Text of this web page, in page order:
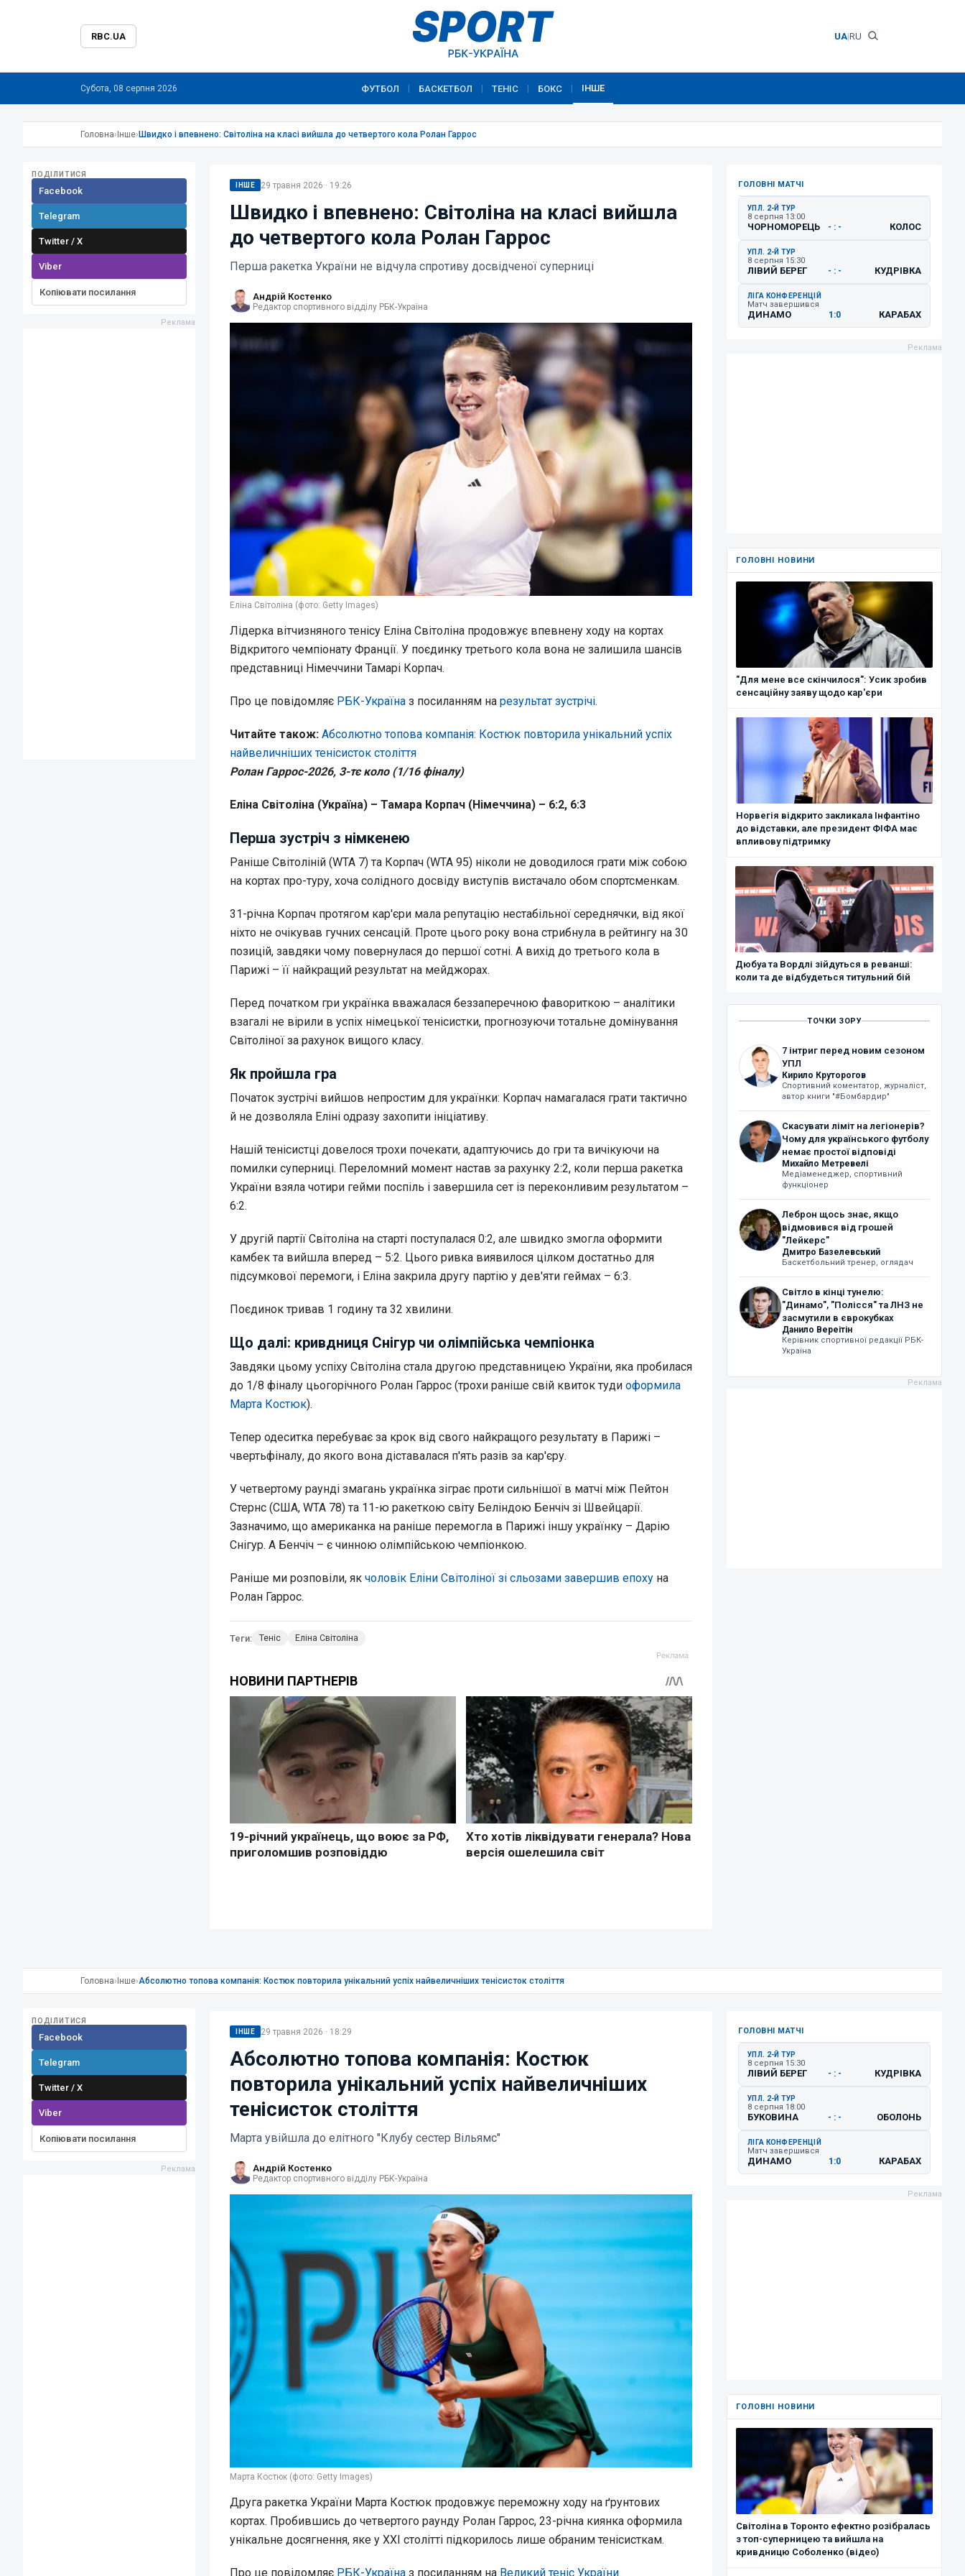
RBC.UA UA|RU
Субота, 08 серпня 2026 ФУТБОЛ БАСКЕТБОЛ ТЕНІС БОКС ІНШЕ
Головна› Інше› Швидко і впевнено: Світоліна на класі вийшла до четвертого кола Ролан Гаррос
ПОДІЛИТИСЯ
Facebook
Telegram
Twitter / X
Viber
Копіювати посилання
ІНШЕ 29 травня 2026 · 19:26
Швидко і впевнено: Світоліна на класі вийшла
до четвертого кола Ролан Гаррос
Перша ракетка України не відчула спротиву досвідченої суперниці
Андрій Костенко
Редактор спортивного відділу РБК-Україна
Еліна Світоліна (фото: Getty Images)
Лідерка вітчизняного тенісу Еліна Світоліна продовжує впевнену ходу на кортах
Відкритого чемпіонату Франції. У поєдинку третього кола вона не залишила шансів
представниці Німеччини Тамарі Корпач.
Про це повідомляє РБК-Україна з посиланням на результат зустрічі.
Читайте також: Абсолютно топова компанія: Костюк повторила унікальний успіх
найвеличніших тенісисток століття
Ролан Гаррос-2026, 3-тє коло (1/16 фіналу)
Еліна Світоліна (Україна) – Тамара Корпач (Німеччина) – 6:2, 6:3
Перша зустріч з німкенею
Раніше Світоліній (WTA 7) та Корпач (WTA 95) ніколи не доводилося грати між собою
на кортах про-туру, хоча солідного досвіду виступів вистачало обом спортсменкам.
31-річна Корпач протягом кар'єри мала репутацію нестабільної середнячки, від якої
ніхто не очікував гучних сенсацій. Проте цього року вона стрибнула в рейтингу на 30
позицій, завдяки чому повернулася до першої сотні. А вихід до третього кола в
Парижі – її найкращий результат на мейджорах.
Перед початком гри українка вважалася беззаперечною фавориткою – аналітики
взагалі не вірили в успіх німецької тенісистки, прогнозуючи тотальне домінування
Світоліної за рахунок вищого класу.
Як пройшла гра
Початок зустрічі вийшов непростим для українки: Корпач намагалася грати тактично
й не дозволяла Еліні одразу захопити ініціативу.
Нашій тенісистці довелося трохи почекати, адаптуючись до гри та вичікуючи на
помилки суперниці. Переломний момент настав за рахунку 2:2, коли перша ракетка
України взяла чотири гейми поспіль і завершила сет із переконливим результатом –
6:2.
У другій партії Світоліна на старті поступалася 0:2, але швидко змогла оформити
камбек та вийшла вперед – 5:2. Цього ривка виявилося цілком достатньо для
підсумкової перемоги, і Еліна закрила другу партію у дев'яти геймах – 6:3.
Поєдинок тривав 1 годину та 32 хвилини.
Що далі: кривдниця Снігур чи олімпійська чемпіонка
Завдяки цьому успіху Світоліна стала другою представницею України, яка пробилася
до 1/8 фіналу цьогорічного Ролан Гаррос (трохи раніше свій квиток туди оформила
Марта Костюк).
Тепер одеситка перебуває за крок від свого найкращого результату в Парижі –
чвертьфіналу, до якого вона діставалася п'ять разів за кар'єру.
У четвертому раунді змагань українка зіграє проти сильнішої в матчі між Пейтон
Стернс (США, WTA 78) та 11-ю ракеткою світу Беліндою Бенчіч зі Швейцарії.
Зазначимо, що американка на раніше перемогла в Парижі іншу українку – Дарію
Снігур. А Бенчіч – є чинною олімпійською чемпіонкою.
Раніше ми розповіли, як чоловік Еліни Світоліної зі сльозами завершив епоху на
Ролан Гаррос.
Теги: Теніс Еліна Світоліна
ГОЛОВНІ МАТЧІ
УПЛ. 2-Й ТУР
8 серпня 13:00
ЧОРНОМОРЕЦЬ - : - КОЛОС
УПЛ. 2-Й ТУР
8 серпня 15:30
ЛІВИЙ БЕРЕГ - : - КУДРІВКА
ЛІГА КОНФЕРЕНЦІЙ
Матч завершився
ДИНАМО 1:0 КАРАБАХ
ГОЛОВНІ НОВИНИ
"Для мене все скінчилося": Усик зробив
сенсаційну заяву щодо кар'єри
Норвегія відкрито закликала Інфантіно
до відставки, але президент ФІФА має
впливову підтримку
Дюбуа та Вордлі зійдуться в реванші:
коли та де відбудеться титульний бій
ТОЧКИ ЗОРУ
7 інтриг перед новим сезоном
УПЛ
Кирило Круторогов
Спортивний коментатор, журналіст,
автор книги "#Бомбардир"
Скасувати ліміт на легіонерів?
Чому для українського футболу
немає простої відповіді
Михайло Метревелі
Медіаменеджер, спортивний
функціонер
Леброн щось знає, якщо
відмовився від грошей
"Лейкерс"
Дмитро Базелевський
Баскетбольний тренер, оглядач
Світло в кінці тунелю:
"Динамо", "Полісся" та ЛНЗ не
засмутили в єврокубках
Данило Вереітін
Керівник спортивної редакції РБК-
Україна
Головна› Інше›Абсолютно топова компанія: Костюк повторила унікальний успіх найвеличніших тенісисток століття
ПОДІЛИТИСЯ
Facebook
Telegram
Twitter / X
Viber
Копіювати посилання
ІНШЕ 29 травня 2026 · 18:29
Абсолютно топова компанія: Костюк
повторила унікальний успіх найвеличніших
тенісисток століття
Марта увійшла до елітного "Клубу сестер Вільямс"
Андрій Костенко
Редактор спортивного відділу РБК-Україна
Марта Костюк (фото: Getty Images)
Друга ракетка України Марта Костюк продовжує переможну ходу на ґрунтових
кортах. Пробившись до четвертого раунду Ролан Гаррос, 23-річна киянка оформила
унікальне досягнення, яке у XXI столітті підкорилось лише обраним тенісисткам.
Про це повідомляє РБК-Україна з посиланням на Великий теніс України.
ГОЛОВНІ МАТЧІ
УПЛ. 2-Й ТУР
8 серпня 15:30
ЛІВИЙ БЕРЕГ - : - КУДРІВКА
УПЛ. 2-Й ТУР
8 серпня 18:00
БУКОВИНА - : - ОБОЛОНЬ
ЛІГА КОНФЕРЕНЦІЙ
Матч завершився
ДИНАМО 1:0 КАРАБАХ
ГОЛОВНІ НОВИНИ
Світоліна в Торонто ефектно розібралась
з топ-суперницею та вийшла на
кривдницю Соболенко (відео)